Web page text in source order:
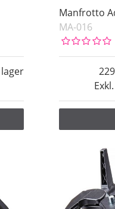
lager
Manfrotto
MA-016